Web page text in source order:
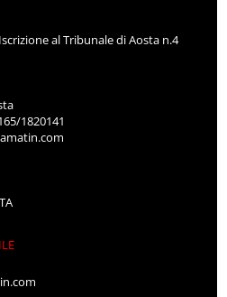
al Tribunale di Aosta n.4
1820141